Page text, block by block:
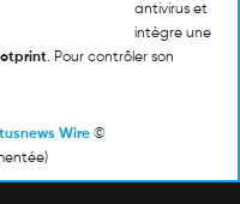
antivirus et
intègre une
. Pour contrôler son
Wire ©